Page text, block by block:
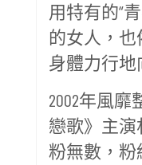
用特有的“
的女人，
身體力行地
2002年風
戀歌》主
粉無數，